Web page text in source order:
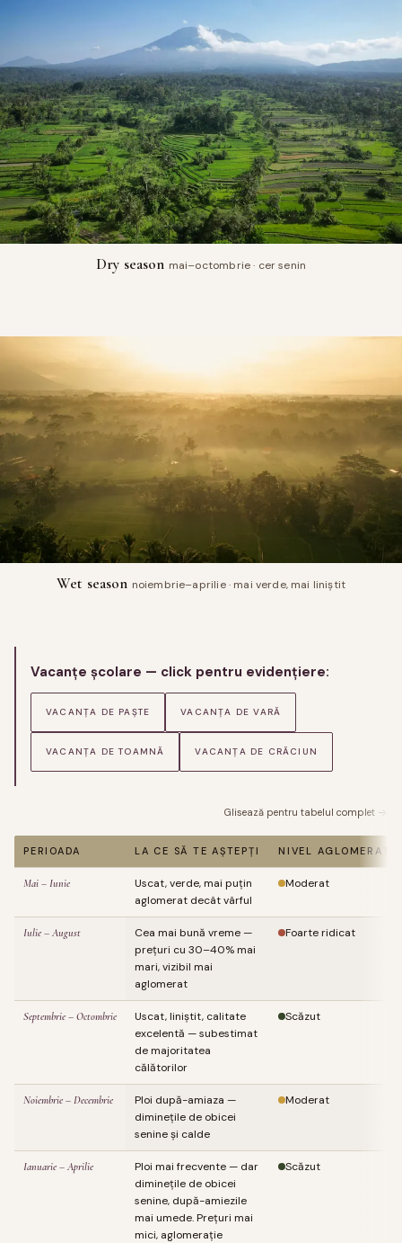
Dry season mai–octombrie · cer senin
Wet season noiembrie–aprilie · mai verde, mai liniștit
Vacanțe școlare — click pentru evidențiere:
VACANȚA DE PAȘTE VACANȚA DE VARĂ
VACANȚA DE TOAMNĂ VACANȚA DE CRĂCIUN
Glisează pentru tabelul complet →
PERIOADA LA CE SĂ TE AȘTEPȚI NIVEL AGLOMERAȚIE
Mai – Iunie
Uscat, verde, mai puțin
aglomerat decât vârful
Moderat
Iulie – August
Cea mai bună vreme —
prețuri cu 30–40% mai
mari, vizibil mai
aglomerat
Foarte ridicat
Septembrie – Octombrie
Uscat, liniștit, calitate
excelentă — subestimat
de majoritatea
călătorilor
Scăzut
Noiembrie – Decembrie
Ploi după-amiaza —
diminețile de obicei
senine și calde
Moderat
Ianuarie – Aprilie
Ploi mai frecvente — dar
diminețile de obicei
senine, după-amiezile
mai umede. Prețuri mai
mici, aglomerație
Scăzut